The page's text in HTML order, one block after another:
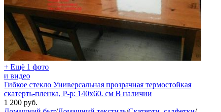
+ Ещё 1 фото
и видео
Гибкое стекло Универсальная прозрачная термостойкая
скатерть-пленка, Р-р: 140х60. см В наличии
1 200 руб.